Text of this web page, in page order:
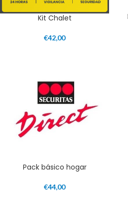
Kit Chalet
€42,00
Pack básico hogar
€44,00